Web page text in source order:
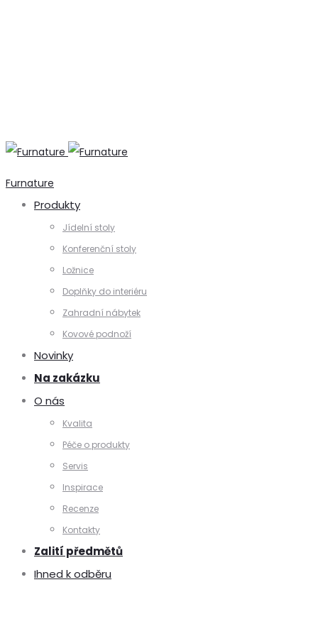
Furnature
Produkty
Jídelní stoly
Konferenční stoly
Ložnice
Doplňky do interiéru
Zahradní nábytek
Kovové podnoží
Novinky
Na zakázku
O nás
Kvalita
Péče o produkty
Servis
Inspirace
Recenze
Kontakty
Zalití předmětů
Ihned k odběru